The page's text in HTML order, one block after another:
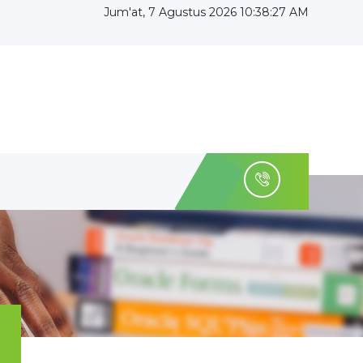
Jum'at, 7 Agustus 2026 10:38:28 AM